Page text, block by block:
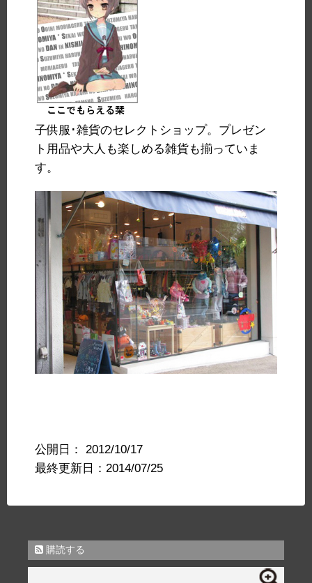
子供服･雑貨のセレクトショップ。プレゼン
ト用品や大人も楽しめる雑貨も揃っていま
す。
公開日： 2012/10/17
最終更新日：2014/07/25
購読する